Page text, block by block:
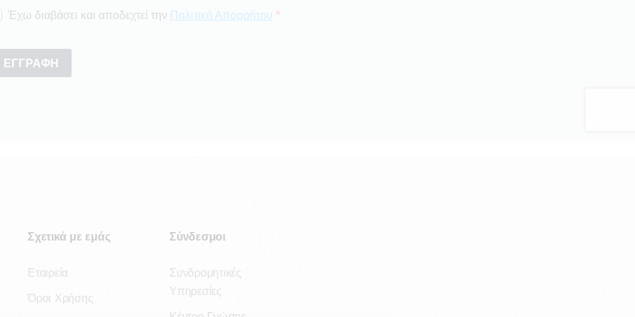
Σχετικά με εμάς
Εταιρεία
Όροι Χρήσης
Σύνδεσμοι
Συνδρομητικές
Υπηρεσίες